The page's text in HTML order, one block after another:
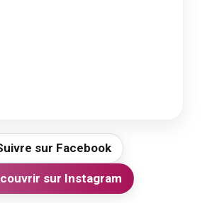
sur Facebook
sur Instagram